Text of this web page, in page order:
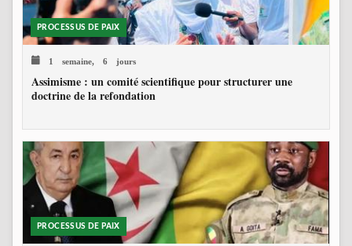
PROCESSUS DE PAIX
1 semaine, 6 jours
Assimisme : un comité scientifique pour structurer une
doctrine de la refondation
PROCESSUS DE PAIX